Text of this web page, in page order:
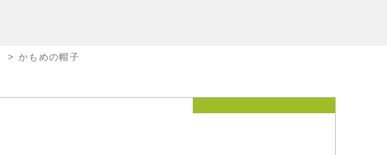
> かもめの帽子